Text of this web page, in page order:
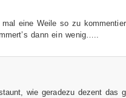
eine Weile so zu
dann ein wenig…..
wie geradezu dezent das